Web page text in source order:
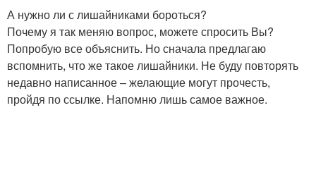
А нужно ли с лишайниками бороться?
Почему я так меняю вопрос, можете спросить Вы?
Попробую все объяснить. Но сначала предлагаю
вспомнить, что же такое лишайники. Не буду повторять
недавно написанное – желающие могут прочесть,
пройдя по ссылке. Напомню лишь самое важное.